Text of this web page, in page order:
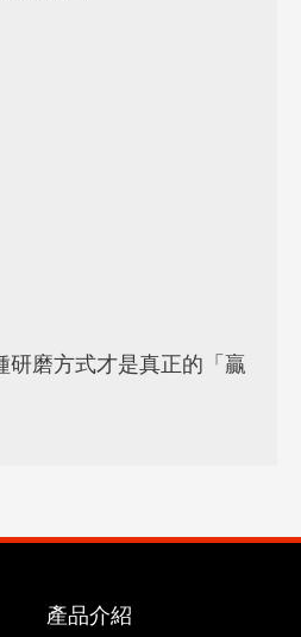
研磨方式才是真正的「贏
產品介紹